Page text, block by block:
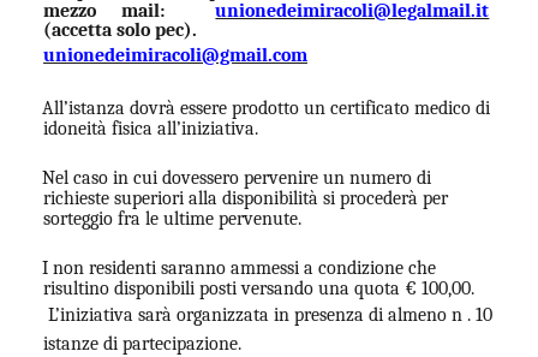
mezzo mail:
unionedeimiracoli@legalmail.it
(accetta solo pec).
unionedeimiracoli@gmail.com
All’istanza dovrà essere prodotto un certificato medico di
idoneità fisica all’iniziativa.
Nel caso in cui dovessero pervenire un numero di
richieste superiori alla disponibilità si procederà per
sorteggio fra le ultime pervenute.
I non residenti saranno ammessi a condizione che
risultino disponibili posti versando una quota € 100,00.
L’iniziativa sarà organizzata in presenza di almeno n . 10
istanze di partecipazione.